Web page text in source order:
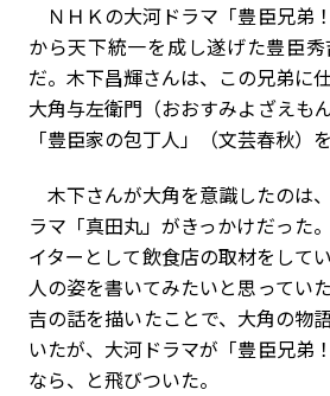
ＮＨＫの大河ドラマ「豊臣兄弟
から天下統一を成し遂げた豊臣
だ。木下昌輝さんは、この兄弟に
大角与左衛門（おおすみよざえも
「豊臣家の包丁人」（文芸春秋）
木下さんが大角を意識したのは
ラマ「真田丸」がきっかけだった
イターとして飲食店の取材をして
人の姿を書いてみたいと思ってい
吉の話を描いたことで、大角の物
いたが、大河ドラマが「豊臣兄弟
なら、と飛びついた。